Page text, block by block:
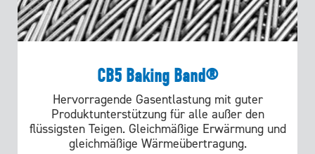
CB5 Baking Band®
Hervorragende Gasentlastung mit guter
Produktunterstützung für alle außer den
flüssigsten Teigen. Gleichmäßige Erwärmung und
gleichmäßige Wärmeübertragung.